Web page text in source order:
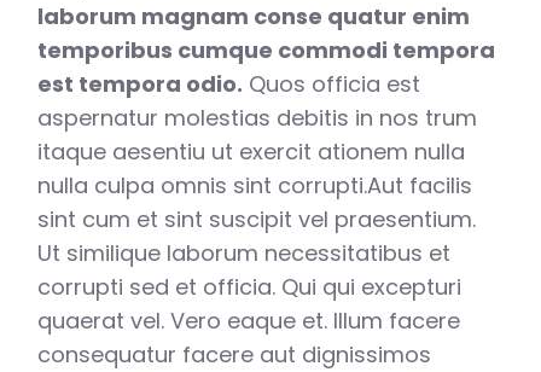
laborum magnam conse quatur enim
temporibus cumque commodi tempora
est tempora odio. Quos officia est
aspernatur molestias debitis in nos trum
itaque aesentiu ut exercit ationem nulla
nulla culpa omnis sint corrupti.Aut facilis
sint cum et sint suscipit vel praesentium.
Ut similique laborum necessitatibus et
corrupti sed et officia. Qui qui excepturi
quaerat vel. Vero eaque et. Illum facere
consequatur facere aut dignissimos